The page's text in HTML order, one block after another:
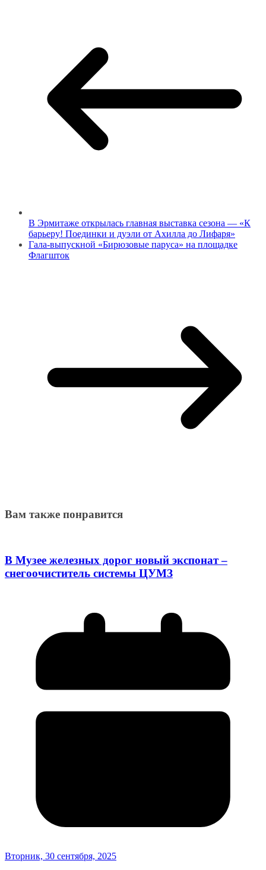
В Эрмитаже открылась главная выставка сезона — «К
барьеру! Поединки и дуэли от Ахилла до Лифаря»
Гала-выпускной «Бирюзовые паруса» на площадке
Флагшток
Вам также понравится
В Музее железных дорог новый экспонат –
снегоочиститель системы ЦУМЗ
Вторник, 30 сентября, 2025